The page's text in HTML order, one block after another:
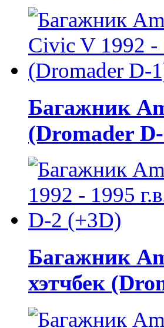
Багажник
(Dromader
Багажник
хэтчбек